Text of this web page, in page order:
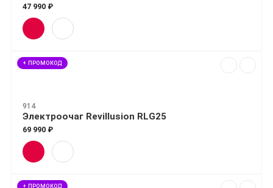
47 990 ₽
+ ПРОМОКОД
914
Электроочаг Revillusion RLG25
69 990 ₽
+ ПРОМОКОД